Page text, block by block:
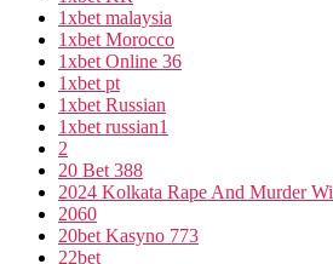
1xbet malaysia
1xbet Morocco
1xbet Online 36
1xbet pt
1xbet Russian
1xbet russian1
2
20 Bet 388
2024 Kolkata Rape And Murder
2060
20bet Kasyno 773
22bet